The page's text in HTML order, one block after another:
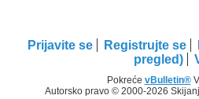
Prijavite se Registrujte se
pregled)
Pokreće vBulletin®
Autorsko pravo © 2000-2026